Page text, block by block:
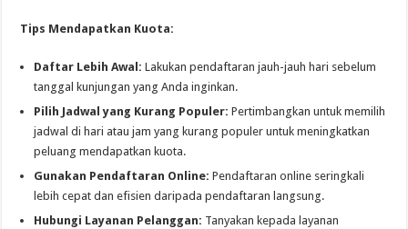
Tips Mendapatkan Kuota:
Daftar Lebih Awal: Lakukan pendaftaran jauh-jauh hari sebelum
tanggal kunjungan yang Anda inginkan.
Pilih Jadwal yang Kurang Populer: Pertimbangkan untuk memilih
jadwal di hari atau jam yang kurang populer untuk meningkatkan
peluang mendapatkan kuota.
Gunakan Pendaftaran Online: Pendaftaran online seringkali
lebih cepat dan efisien daripada pendaftaran langsung.
Hubungi Layanan Pelanggan: Tanyakan kepada layanan